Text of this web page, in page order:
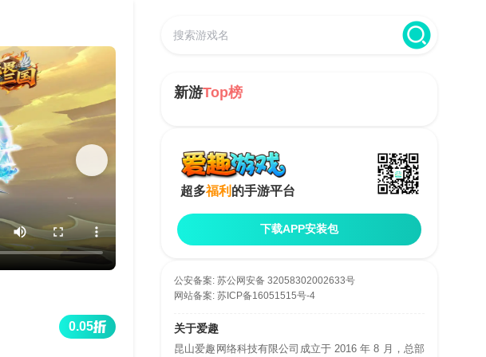
0.05
新游Top榜
超多福利 的手游平台
下载APP安装包
公安备案: 苏公网安备 32058302002633号
网站备案: 苏ICP备16051515号-4
关于爱趣
昆山爱趣网络科技有限公司成立于 2016 年 8 月，总部